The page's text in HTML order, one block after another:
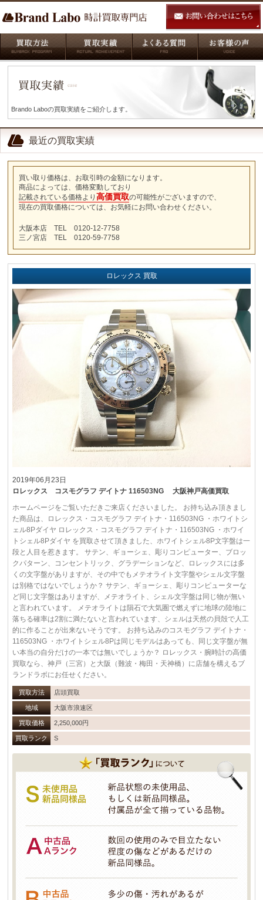
Brando Laboの買取実績をご紹介します。
最近の買取実績
買い取り価格は、お取引時の金額になります。
商品によっては、価格変動しており
記載されている価格より 高価買取の可能性がございますので、
現在の買取価格については、お気軽にお問い合わせください。
大阪本店 TEL 0120-12-7758
三ノ宮店 TEL 0120-59-7758
ロレックス 買取
2019年06月23日
ロレックス コスモグラフ デイトナ 116503NG 大阪神戸高価買取
ホームページをご覧いただきご来店くださいました。 お持ち込み頂きまし
た商品は、ロレックス・コスモグラフ デイトナ・116503NG ・ホワイトシ
ェル8Pダイヤ ロレックス・コスモグラフ デイトナ・116503NG ・ホワイ
トシェル8Pダイヤ を買取させて頂きました、ホワイトシェル8P文字盤は一
段と人目を惹きます。 サテン、ギョーシェ、彫りコンピューター、ブロッ
クパターン、コンセントリック、グラデーションなど、ロレックスには多
くの文字盤がありますが、その中でもメテオライト文字盤やシェル文字盤
は別格ではないでしょうか？ サテン、ギョーシェ、彫りコンピューターな
ど同じ文字盤はありますが、メテオライト、シェル文字盤は同じ物が無い
と言われています。 メテオライトは隕石で大気圏で燃えずに地球の陸地に
落ちる確率は2割に満たないと言われています、シェルは天然の貝殻で人工
的に作ることが出来ないそうです。 お持ち込みのコスモグラフ デイトナ・
116503NG ・ホワイトシェル8Pは同じモデルはあっても、同じ文字盤が無
い本当の自分だけの一本では無いでしょうか？ ロレックス・腕時計の高価
買取なら、神戸（三宮）と大阪（難波・梅田・天神橋）に店舗を構えるブ
ランドラボにお任せください。
買取方法 店頭買取
地域 大阪市浪速区
買取価格 2,250,000円
買取ランク S